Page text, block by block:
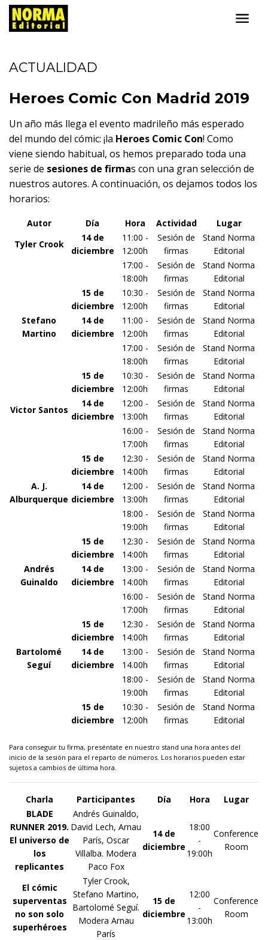
ACTUALIDAD
Heroes Comic Con Madrid 2019
Un año más llega el evento madrileño más esperado
del mundo del cómic: ¡la Heroes Comic Con! Como
viene siendo habitual, os hemos preparado toda una
serie de sesiones de firmas con una gran selección de
nuestros autores. A continuación, os dejamos todos los
horarios:
Autor Día Hora Actividad
Lugar
Tyler Crook
14 de
diciembre
11:00 -
12:00h
Sesión de
firmas
Stand Norma
Editorial
17:00 -
18:00h
Sesión de
firmas
Stand Norma
Editorial
15 de
diciembre
10:30 -
12:00h
Sesión de
firmas
Stand Norma
Editorial
Stefano
Martino
14 de
diciembre
11:00 -
12:00h
Sesión de
firmas
Stand Norma
Editorial
17:00 -
18:00h
Sesión de
firmas
Stand Norma
Editorial
15 de
diciembre
10:30 -
12:00h
Sesión de
firmas
Stand Norma
Editorial
Victor Santos
14 de
diciembre
12:00 -
13:00h
Sesión de
firmas
Stand Norma
Editorial
16:00 -
17:00h
Sesión de
firmas
Stand Norma
Editorial
15 de
diciembre
12:30 -
14:00h
Sesión de
firmas
Stand Norma
Editorial
A. J.
Alburquerque
14 de
diciembre
12:00 -
13:00h
Sesión de
firmas
Stand Norma
Editorial
18:00 -
19:00h
Sesión de
firmas
Stand Norma
Editorial
15 de
diciembre
12:30 -
14:00h
Sesión de
firmas
Stand Norma
Editorial
Andrés
Guinaldo
14 de
diciembre
13:00 -
14:00h
Sesión de
firmas
Stand Norma
Editorial
16:00 -
17:00h
Sesión de
firmas
Stand Norma
Editorial
15 de
diciembre
12:30 -
14:00h
Sesión de
firmas
Stand Norma
Editorial
Bartolomé
Seguí
14 de
diciembre
13:00 -
14.00h
Sesión de
firmas
Stand Norma
Editorial
18:00 -
19:00h
Sesión de
firmas
Stand Norma
Editorial
15 de
diciembre
10:30 -
12:00h
Sesión de
firmas
Stand Norma
Editorial
Para conseguir tu firma, preséntate en nuestro stand una hora antes del
inicio de la sesión para el reparto de números. Los horarios pueden estar
sujetos a cambios de última hora.
Charla Participantes Día Hora
Lugar
BLADE
RUNNER 2019.
El universo de
los
replicantes
Andrés Guinaldo,
David Lech, Arnau
París, Oscar
Villalba. Modera
Paco Fox
14 de
diciembre
18:00
-
19:00h
Conference
Room
El cómic
superventas
no son solo
superhéroes
Tyler Crook,
Stefano Martino,
Bartolomé Seguí.
Modera Arnau
París
15 de
diciembre
12:00
-
13:00h
Conference
Room